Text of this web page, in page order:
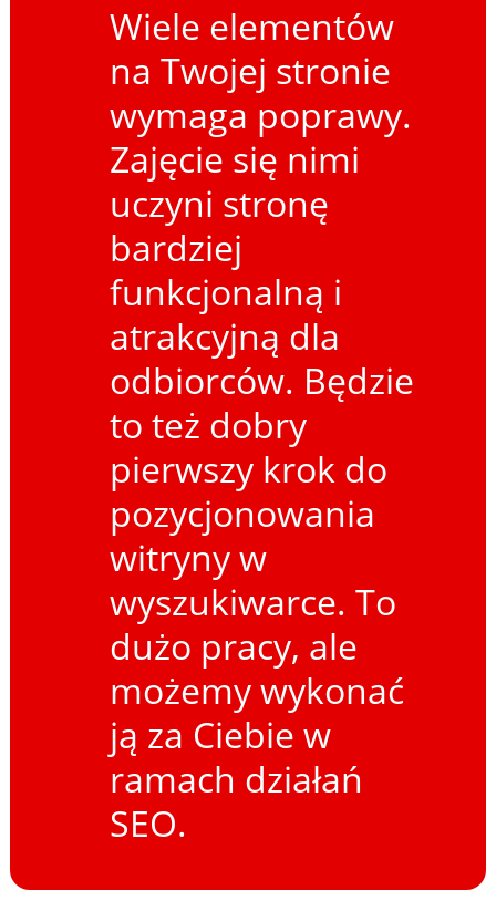
Wiele elementów
na Twojej stronie
wymaga poprawy.
Zajęcie się nimi
uczyni stronę
bardziej
funkcjonalną i
atrakcyjną dla
odbiorców. Będzie
to też dobry
pierwszy krok do
pozycjonowania
witryny w
wyszukiwarce. To
dużo pracy, ale
możemy wykonać
ją za Ciebie w
ramach działań
SEO.